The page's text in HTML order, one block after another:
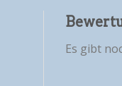
Es gibt